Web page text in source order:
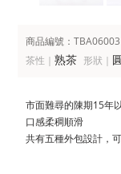
商品編號：TBA06003
茶性｜熟茶 形狀｜
市面難尋的陳期15年
口感柔稠順滑
共有五種外包設計，